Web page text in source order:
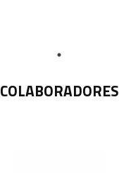
COLABORADORES